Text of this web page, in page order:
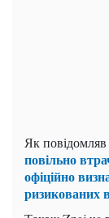
Як
повільно
офіційно
ризикованих